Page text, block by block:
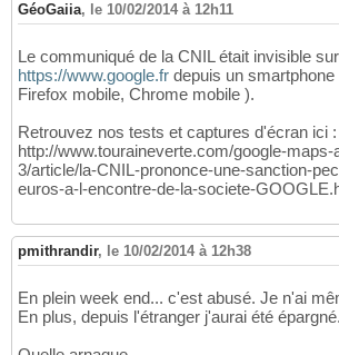
GéoGaiia, le 10/02/2014 à 12h11
Le communiqué de la CNIL était invisible
https://www.google.fr depuis un
Firefox mobile, Chrome mobile ).
Retrouvez nos tests et captures d'écran ici :
http://www.touraineverte.com/google-maps-
3/article/la-CNIL-prononce-une-sanction-
euros-a-l-encontre-de-la-societe-
pmithrandir, le 10/02/2014 à 12h38
En plein week end... c'est abusé. Je n'ai
En plus, depuis l'étranger j'aurai été épargné.